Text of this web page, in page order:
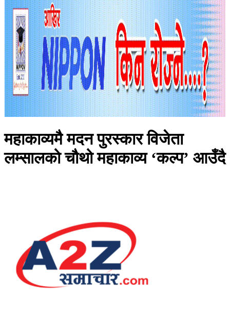
महाकाव्यमै मदन पुरस्कार विजेता
लम्सालको चौथो महाकाव्य ‘कल्प’ आउँदै